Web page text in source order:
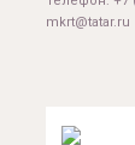
mkrt@tatar.ru